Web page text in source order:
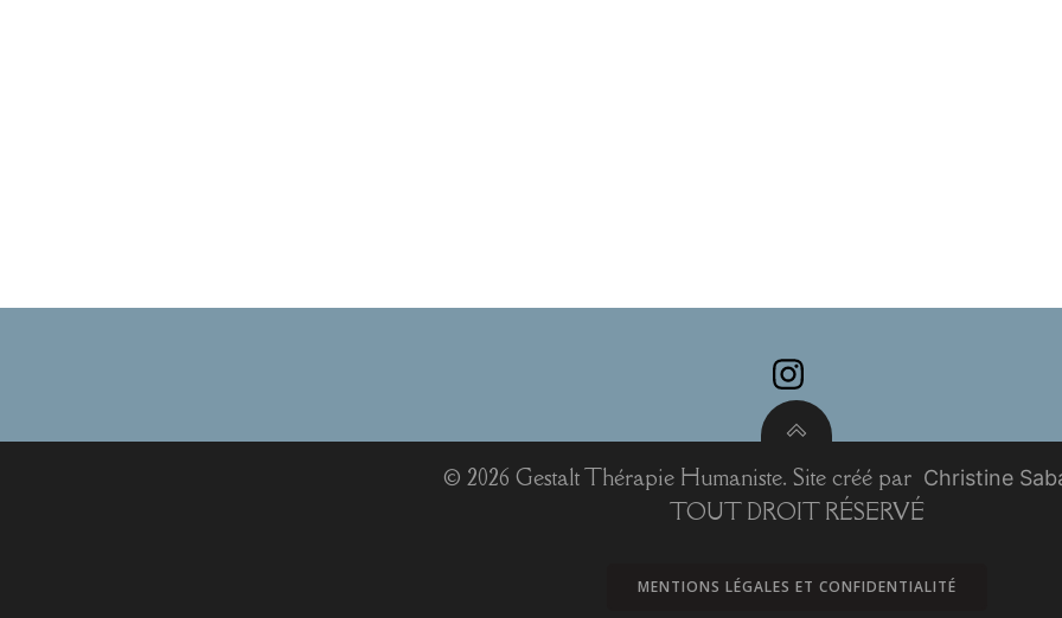
© 2026 Gestalt Thérapie Humaniste. Site créé par Christine
TOUT DROIT RÉSERVÉ
MENTIONS LÉGALES ET CONFIDENTIALITÉ